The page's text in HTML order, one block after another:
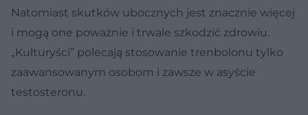
Natomiast skutków ubocznych jest znacznie więcej
i mogą one poważnie i trwale szkodzić zdrowiu.
„Kulturyści” polecają stosowanie trenbolonu tylko
zaawansowanym osobom i zawsze w asyście
testosteronu.